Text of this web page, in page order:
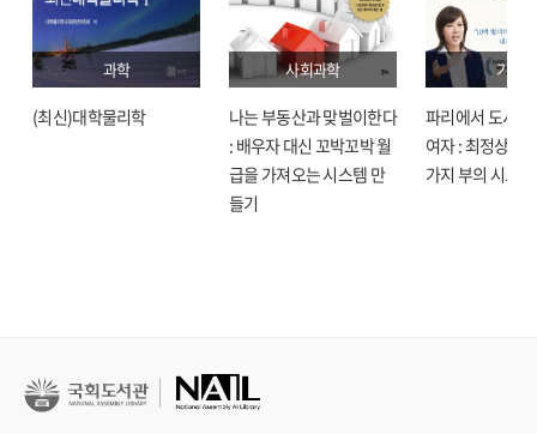
과학
(최신)대학물리학
사회과학
나는 부동산과 맞벌이한다
: 배우자 대신 꼬박꼬박 월
급을 가져오는 시스템 만
들기
기술
파리에서 도시락
여자 : 최정상으
가지 부의 시크릿